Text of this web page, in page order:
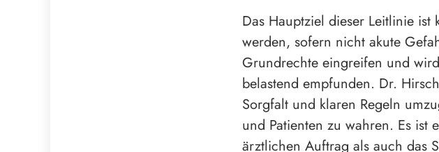
Das Hauptziel dieser Leitlinie ist
werden, sofern nicht akute
Grundrechte eingreifen und
belastend empfunden. Dr.
Sorgfalt und klaren Regeln
und Patienten zu wahren. Es
ärztlichen Auftrag als auch das